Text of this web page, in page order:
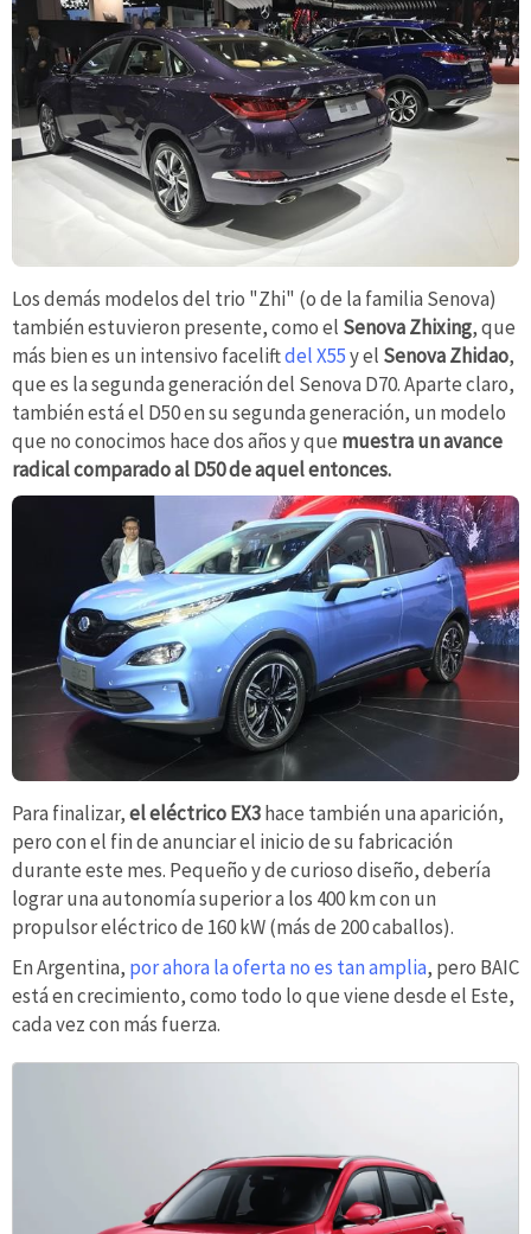
Los demás modelos del trio "Zhi" (o de la familia Senova)
también estuvieron presente, como el Senova Zhixing, que
más bien es un intensivo faceliftdel X55y el Senova Zhidao,
que es la segunda generación del Senova D70. Aparte claro,
también está el D50 en su segunda generación, un modelo
que no conocimos hace dos años y que muestra un avance
radical comparado al D50 de aquel entonces.
Para finalizar,el eléctrico EX3hace también una aparición,
pero con el fin de anunciar el inicio de su fabricación
durante este mes. Pequeño y de curioso diseño, debería
lograr una autonomía superior a los 400 km con un
propulsor eléctrico de 160 kW (más de 200 caballos).
En Argentina, por ahora la oferta no es tan amplia, pero BAIC
está en crecimiento, como todo lo que viene desde el Este,
cada vez con más fuerza.